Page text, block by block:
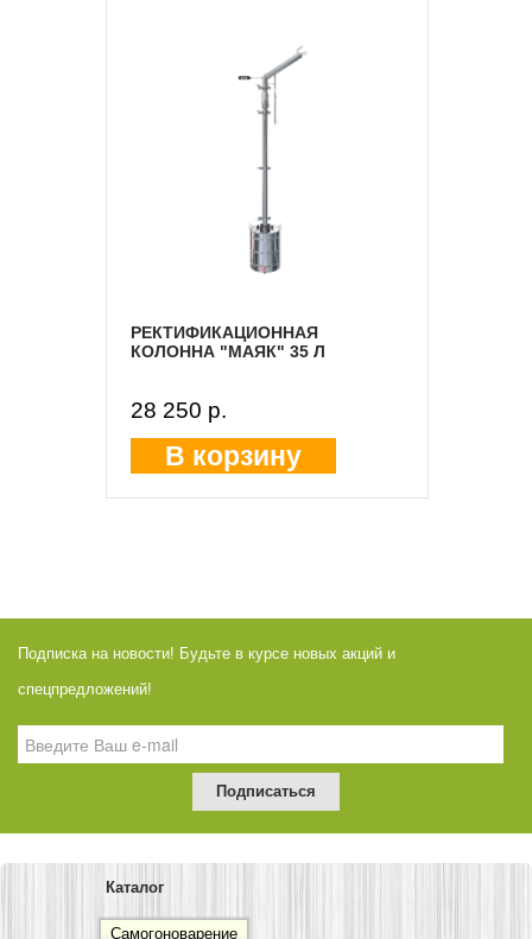
РЕКТИФИКАЦИОННАЯ
КОЛОННА "МАЯК" 35 Л
28 250 p.
В корзину
Подписка на новости! Будьте в курсе новых акций и
спецпредложений!
Каталог
Самогоноварение